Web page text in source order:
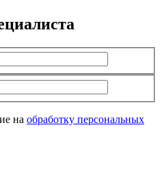
на обработку персональных